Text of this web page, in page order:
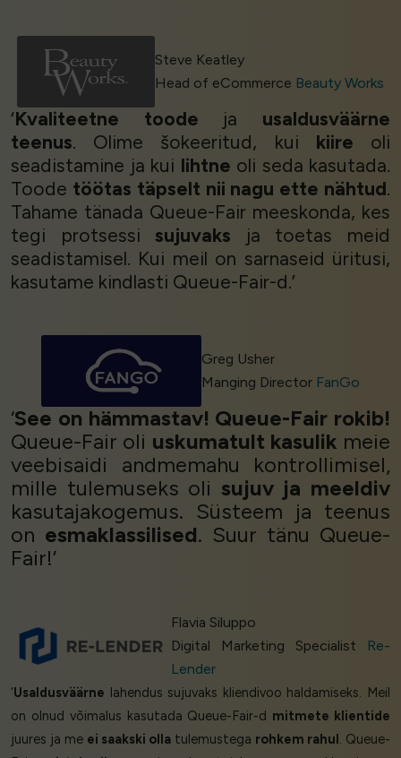
Steve Keatley
Head of eCommerce Beauty Works
‘Kvaliteetne toode ja usaldusväärne
teenus. Olime šokeeritud, kui kiire oli
seadistamine ja kui lihtne oli seda kasutada.
Toode töötas täpselt nii nagu ette nähtud.
Tahame tänada Queue-Fair meeskonda, kes
tegi protsessisujuvaks ja toetas meid
seadistamisel. Kui meil on sarnaseid üritusi,
kasutame kindlasti Queue-Fair-d.’
Greg Usher
Manging Director FanGo
‘See on hämmastav! Queue-Fair rokib!
Queue-Fair oli uskumatult kasulik meie
veebisaidi andmemahu kontrollimisel,
mille tulemuseks oli sujuv ja meeldiv
kasutajakogemus. Süsteem ja teenus
on esmaklassilised. Suur tänu Queue-
Fair!’
Flavia Siluppo
Digital Marketing Specialist
Re-
Lender
‘Usaldusväärne lahendus sujuvaks kliendivoo haldamiseks. Meil
on olnud võimalus kasutada Queue-Fair-d mitmete klientide
juures ja me ei saakski olla tulemustega rohkem rahul. Queue-